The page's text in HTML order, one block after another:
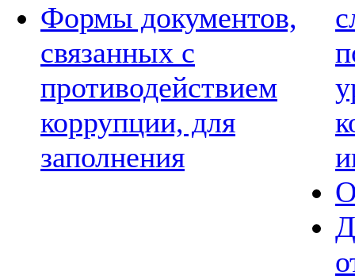
Формы документов,
связанных с
противодействием
коррупции, для
заполнения